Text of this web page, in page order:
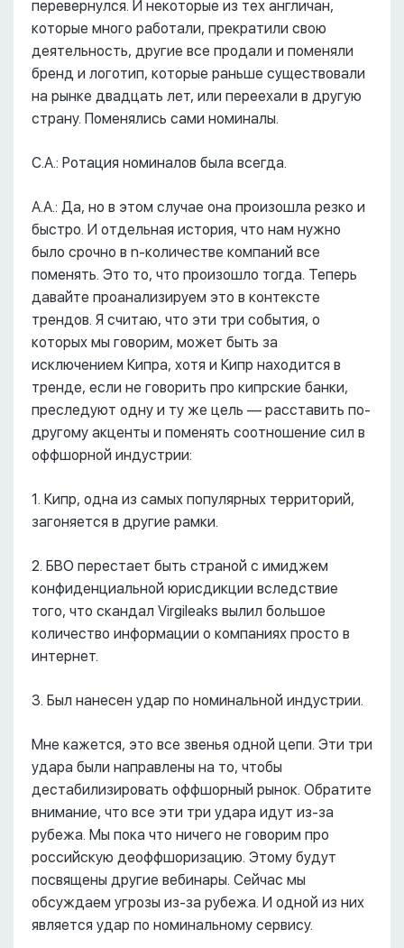
перевернулся. И некоторые из тех англичан,
которые много работали, прекратили свою
деятельность, другие все продали и поменяли
бренд и логотип, которые раньше существовали
на рынке двадцать лет, или переехали в другую
страну. Поменялись сами номиналы.
С.А.: Ротация номиналов была всегда.
А.А.: Да, но в этом случае она произошла резко и
быстро. И отдельная история, что нам нужно
было срочно в n-количестве компаний все
поменять. Это то, что произошло тогда. Теперь
давайте проанализируем это в контексте
трендов. Я считаю, что эти три события, о
которых мы говорим, может быть за
исключением Кипра, хотя и Кипр находится в
тренде, если не говорить про кипрские банки,
преследуют одну и ту же цель –– расставить по-
другому акценты и поменять соотношение сил в
оффшорной индустрии:
1. Кипр, одна из самых популярных территорий,
загоняется в другие рамки.
2. БВО перестает быть страной с имиджем
конфиденциальной юрисдикции вследствие
того, что скандал Virgileaks вылил большое
количество информации о компаниях просто в
интернет.
3. Был нанесен удар по номинальной индустрии.
Мне кажется, это все звенья одной цепи. Эти три
удара были направлены на то, чтобы
дестабилизировать оффшорный рынок. Обратите
внимание, что все эти три удара идут из-за
рубежа. Мы пока что ничего не говорим про
российскую деоффшоризацию. Этому будут
посвящены другие вебинары. Сейчас мы
обсуждаем угрозы из-за рубежа. И одной из них
является удар по номинальному сервису.